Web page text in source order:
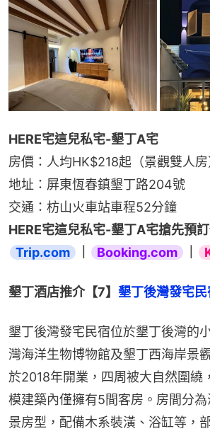
HERE宅這兒私宅-墾丁A宅
房價：人均HK$218起（景觀雙人房
地址：屏東恆春鎮墾丁路204號
交通：枋山火車站車程52分鐘
Trip.com
Booking.com
墾丁酒店推介【7】 墾丁後灣發宅民
墾丁後灣發宅民宿位於墾丁後灣的
灣海洋生物博物館及墾丁西海岸景
於2018年開業，四周被大自然圍繞
模建築內僅擁有5間客房。房間分
景房型，配備木系裝潢、浴缸等，